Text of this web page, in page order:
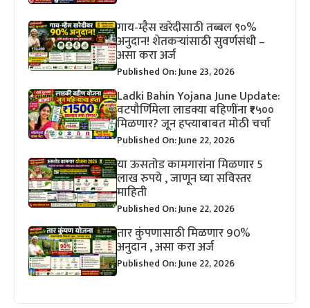
गाय-म्हैस खरेदीसाठी तब्बल ९०%
अनुदान! शेतकऱ्यांसाठी सुवर्णसंधी –
असा करा अर्ज
Published On: June 23, 2026
Ladki Bahin Yojana June Update:
वटपौर्णिमेला लाडक्या बहिणींना ₹१५००
मिळणार? जून हप्त्याबाबत मोठी चर्चा
Published On: June 22, 2026
या ऊसतोड कामगारांना मिळणार 5
लाख रुपये , जाणून घ्या सविस्तर
माहिती
Published On: June 22, 2026
तार कुंपणासाठी मिळणार 90%
अनुदान , असा करा अर्ज
Published On: June 22, 2026